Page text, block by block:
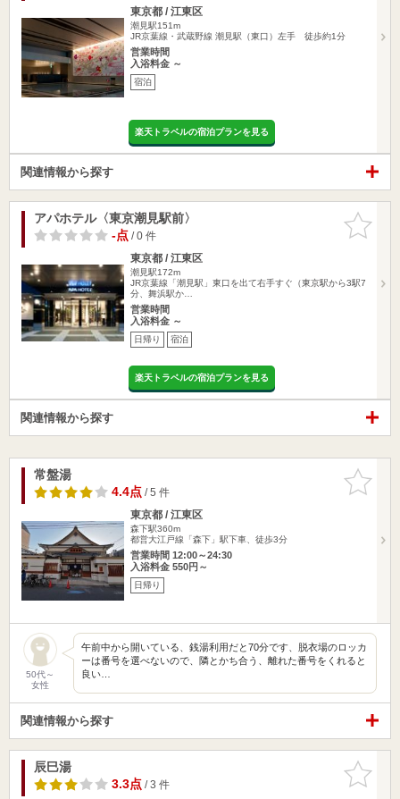
東京都 / 江東区
潮見駅151m
JR京葉線・武蔵野線 潮見駅（東口）左手 徒歩約1分
営業時間
入浴料金 ～
宿泊
楽天トラベルの宿泊プランを見る
関連情報から探す
お気に入
りに追加
アパホテル〈東京潮見駅前〉
-点/ 0 件
東京都 / 江東区
潮見駅172m
JR京葉線「潮見駅」東口を出て右手すぐ（東京駅から3駅7
分、舞浜駅か…
営業時間
入浴料金 ～
日帰り 宿泊
楽天トラベルの宿泊プランを見る
関連情報から探す
お気に入
りに追加
常盤湯
4.4点/ 5 件
東京都 / 江東区
森下駅360m
都営大江戸線「森下」駅下車、徒歩3分
営業時間 12:00～24:30
入浴料金 550円～
日帰り
50代～
女性
午前中から開いている、銭湯利用だと70分です、脱衣場のロッカ
ーは番号を選べないので、隣とかち合う、離れた番号をくれると
良い…
関連情報から探す
お気に入
りに追加
辰巳湯
3.3点/ 3 件